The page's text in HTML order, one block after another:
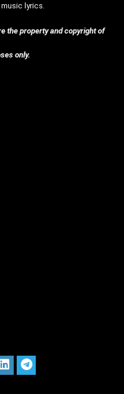
lyrics.
the property and copyright of
only.